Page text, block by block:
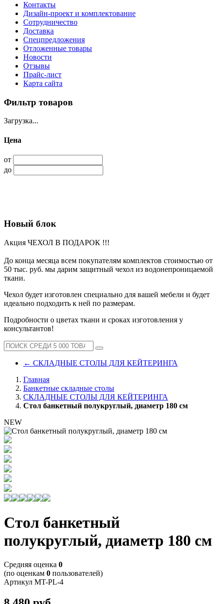
Контакты
Дизайн-проект и комплектование
Сотрудничество
Доставка
Спецпредложения
Отложенные товары
Новости
Отзывы
Прайс-лист
Карта сайта
Фильтр товаров
Загрузка...
Цена
от
до
Новый блок
Акция ЧЕХОЛ В ПОДАРОК !!!
До конца месяца всем покупателям комплектов стоимостью от
50 тыс. руб. мы дарим защитный чехол из водонепроницаемой
ткани.
Чехол будет изготовлен специально для вашей мебели и будет
идеально подходить к ней по размерам.
Подробности о цветах ткани и сроках изготовления у
консультантов!
← СКЛАДНЫЕ СТОЛЫ ДЛЯ КЕЙТЕРИНГА
Главная
Банкетные складные столы
СКЛАДНЫЕ СТОЛЫ ДЛЯ КЕЙТЕРИНГА
Стол банкетный полукруглый, диаметр 180 см
NEW
Стол банкетный
полукруглый, диаметр 180 см
Cредняя оценка 0
(по оценкам 0 пользователей)
Артикул MT-PL-4